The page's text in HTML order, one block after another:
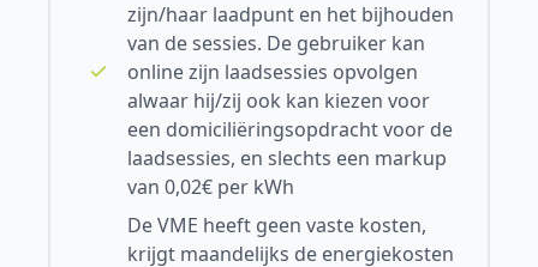
zijn/haar laadpunt en het bijhouden
van de sessies. De gebruiker kan
online zijn laadsessies opvolgen
alwaar hij/zij ook kan kiezen voor
een domiciliëringsopdracht voor de
laadsessies, en slechts een markup
van 0,02€ per kWh
De VME heeft geen vaste kosten,
krijgt maandelijks de energiekosten